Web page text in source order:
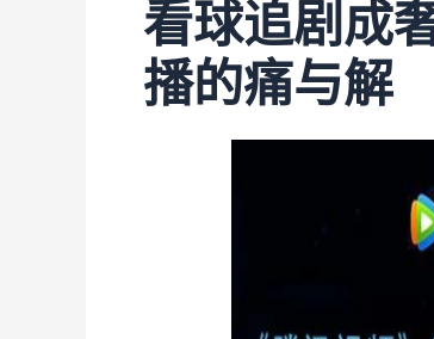
看球追剧成
播的痛与解